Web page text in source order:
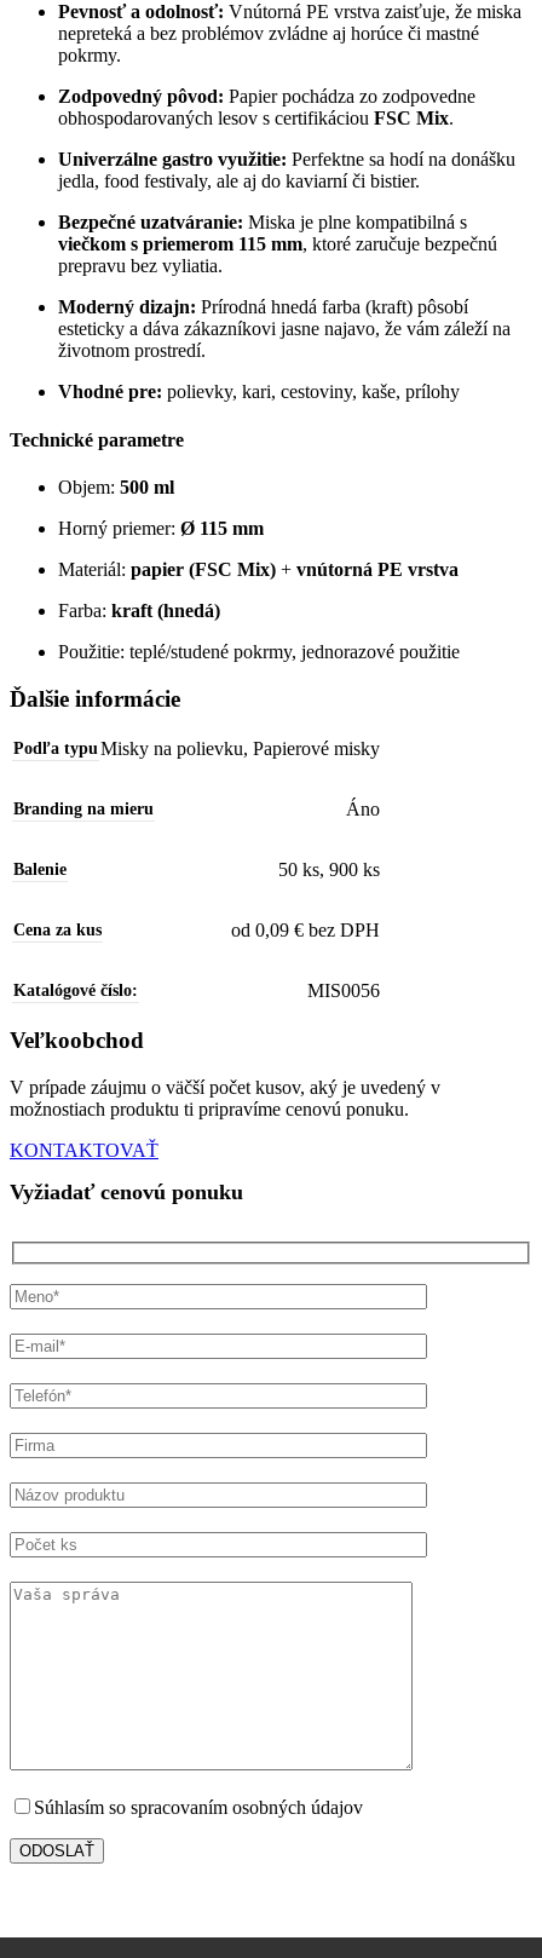
Pevnosť a odolnosť: Vnútorná PE vrstva zaisťuje, že miska
nepreteká a bez problémov zvládne aj horúce či mastné
pokrmy.
Zodpovedný pôvod: Papier pochádza zo zodpovedne
obhospodarovaných lesov s certifikáciou FSC Mix.
Univerzálne gastro využitie: Perfektne sa hodí na donášku
jedla, food festivaly, ale aj do kaviarní či bistier.
Bezpečné uzatváranie: Miska je plne kompatibilná s
viečkom s priemerom 115 mm, ktoré zaručuje bezpečnú
prepravu bez vyliatia.
Moderný dizajn: Prírodná hnedá farba (kraft) pôsobí
esteticky a dáva zákazníkovi jasne najavo, že vám záleží na
životnom prostredí.
Vhodné pre: polievky, kari, cestoviny, kaše, prílohy
Technické parametre
Objem: 500 ml
Horný priemer: Ø 115 mm
Materiál: papier (FSC Mix) + vnútorná PE vrstva
Farba: kraft (hnedá)
Použitie: teplé/studené pokrmy, jednorazové použitie
Ďalšie informácie
Podľa typu Misky na polievku, Papierové misky
Branding na mieru Áno
Balenie 50 ks, 900 ks
Cena za kus od 0,09 € bez DPH
Katalógové číslo: MIS0056
Veľkoobchod
V prípade záujmu o väčší počet kusov, aký je uvedený v
možnostiach produktu ti pripravíme cenovú ponuku.
KONTAKTOVAŤ
Vyžiadať cenovú ponuku
Súhlasím so spracovaním osobných údajov